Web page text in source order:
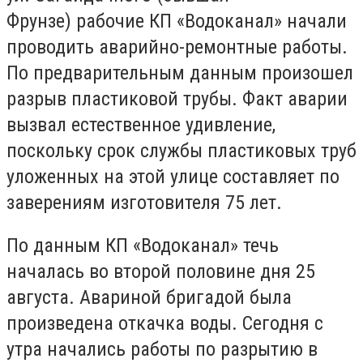
Фрунзе) рабочие КП «Водоканал» начали
проводить аварийно-ремонтные работы.
По предварительным данным произошел
разрыв пластиковой трубы. Факт аварии
вызвал естественное удивление,
поскольку срок службы пластиковых труб
уложенных на этой улице составляет по
заверениям изготовителя 75 лет.
По данным КП «Водоканал» течь
началась во второй половине дня 25
августа. Авариной бригадой была
произведена откачка воды. Сегодня с
утра начались работы по разрытию в